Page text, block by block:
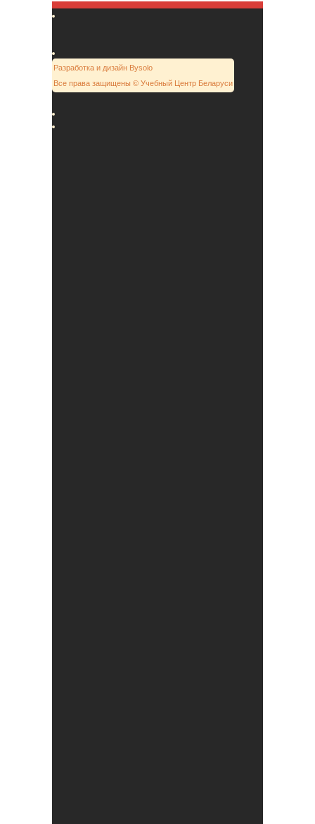
Разработка и дизайн Bysolo
Все права защищены © Учебный Центр Беларуси